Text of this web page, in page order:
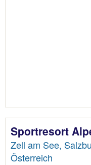
Sportresort
Zell am See,
Österreich